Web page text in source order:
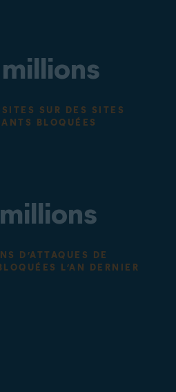
SUR DES SITES
BLOQUÉES
D’ATTAQUES DE
L’AN DERNIER